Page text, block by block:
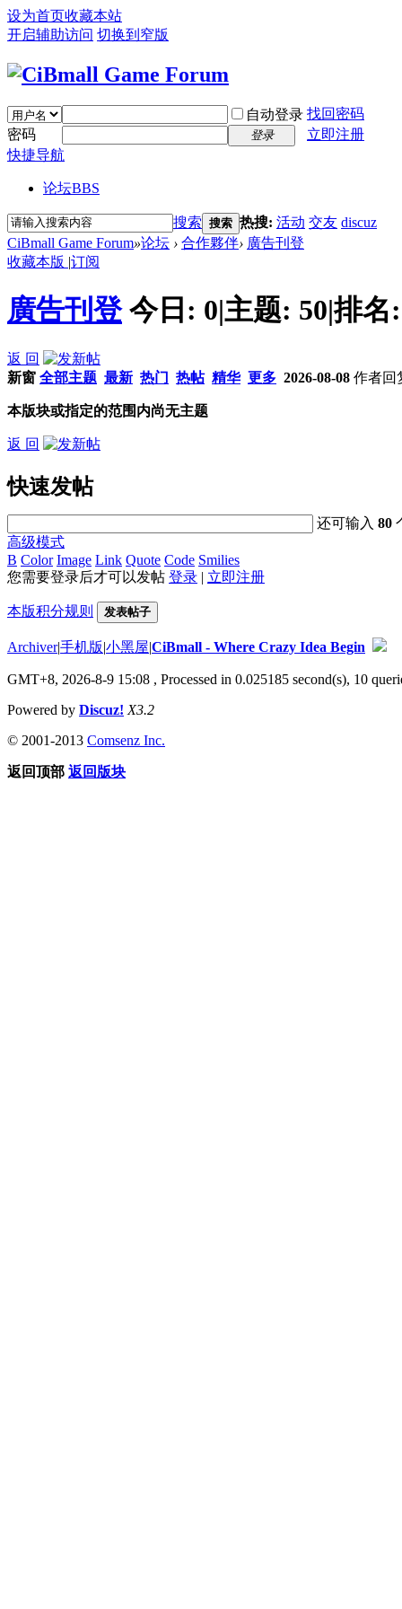
设为首页收藏本站
开启辅助访问 切换到窄版
自动登录 找回密码
密码
登录
立即注册
快捷导航
论坛BBS
搜索 搜索 热搜: 活动 交友 discuz
CiBmall Game Forum»论坛 › 合作夥伴› 廣告刊登
收藏本版 |订阅
廣告刊登 今日: 0|主题: 50|排
返 回
新窗 全部主题 最新 热门 热帖 精华 更多 2026-08-08 作者回
本版块或指定的范围内尚无主题
返 回
快速发帖
还可输入80
高级模式
B Color Image Link Quote Code Smilies
您需要登录后才可以发帖 登录 | 立即注册
本版积分规则 发表帖子
Archiver|手机版|小黑屋|CiBmall - Where Crazy Idea Begin
GMT+8, 2026-8-9 15:08 , Processed in 0.025185 second(s), 10
Powered by Discuz! X3.2
© 2001-2013 Comsenz Inc.
返回顶部 返回版块